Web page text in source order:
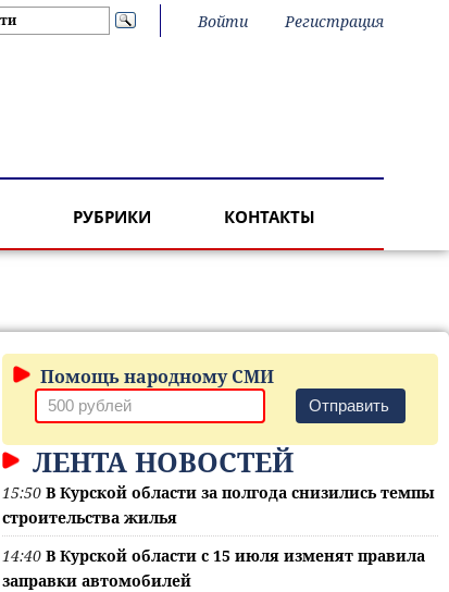
Войти Регистрация
РУБРИКИ КОНТАКТЫ
Помощь народному СМИ
Отправить
ЛЕНТА НОВОСТЕЙ
15:50 В Курской области за полгода снизились темпы
строительства жилья
14:40 В Курской области с 15 июля изменят правила
заправки автомобилей